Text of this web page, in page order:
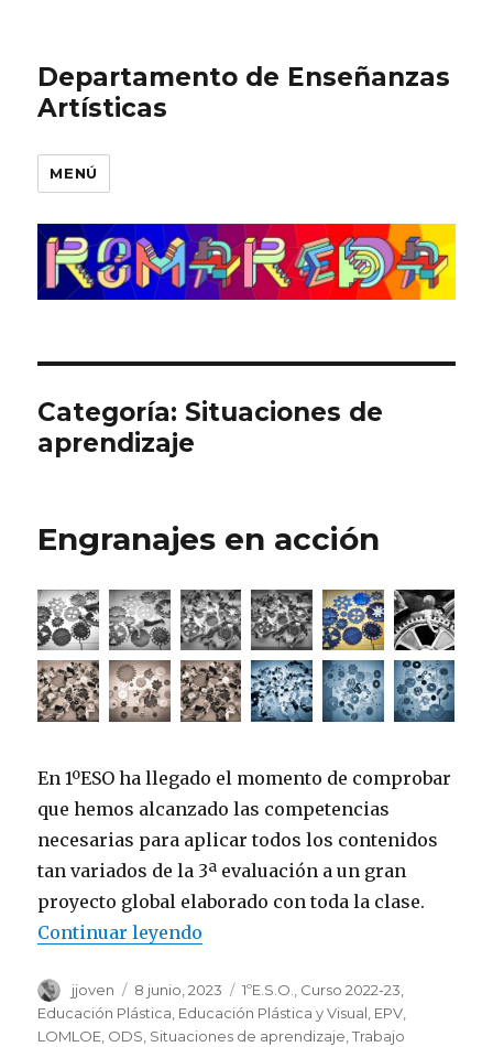
Departamento de Enseñanzas
Artísticas
MENÚ
Categoría: Situaciones de
aprendizaje
Engranajes en acción
En 1ºESO ha llegado el momento de comprobar
que hemos alcanzado las competencias
necesarias para aplicar todos los contenidos
tan variados de la 3ª evaluación a un gran
proyecto global elaborado con toda la clase.
Continuar leyendo
Autor
jjoven
Publicado
el
8 junio, 2023 Categorías
1ºE.S.O. Curso 2022-23
Educación Plástica Educación Plástica y Visual EPV
LOMLOE ODS Situaciones de aprendizaje ,Trabajo